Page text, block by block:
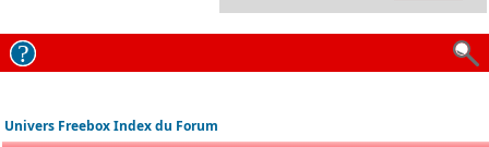
Univers Freebox Index du Forum